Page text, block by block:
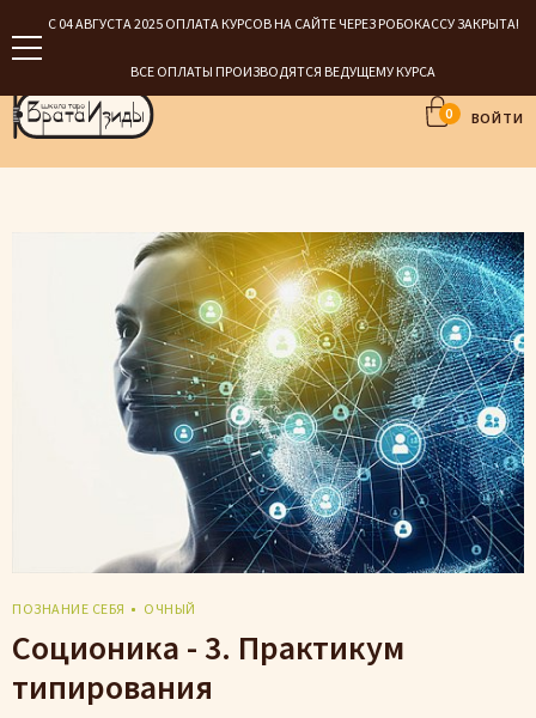
С 04 АВГУСТА 2025 ОПЛАТА КУРСОВ НА САЙТЕ ЧЕРЕЗ РОБОКАССУ ЗАКРЫТА!
ВСЕ ОПЛАТЫ ПРОИЗВОДЯТСЯ ВЕДУЩЕМУ КУРСА
0 ВОЙТИ
ПОЗНАНИЕ СЕБЯ ОЧНЫЙ
Соционика - 3. Практикум
типирования